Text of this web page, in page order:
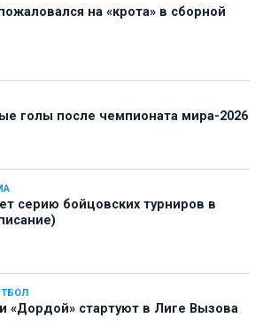
на «крота» в сборной
голы после чемпионата мира-2026
серию бойцовских турниров в
«Дордой» стартуют в Лиге Вызова